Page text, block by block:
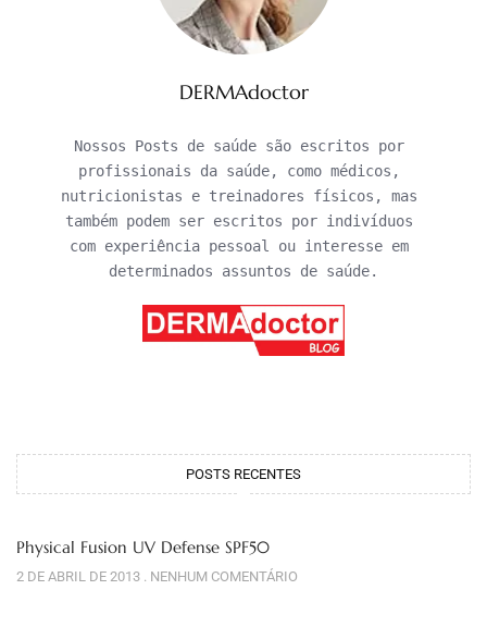
DERMAdoctor
Nossos Posts de saúde são escritos por
profissionais da saúde, como médicos,
nutricionistas e treinadores físicos, mas
também podem ser escritos por indivíduos
com experiência pessoal ou interesse em
determinados assuntos de saúde.
POSTS RECENTES
Physical Fusion UV Defense SPF50
2 DE ABRIL DE 2013 NENHUM COMENTÁRIO